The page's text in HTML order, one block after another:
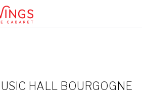
HALL BOURGOGNE